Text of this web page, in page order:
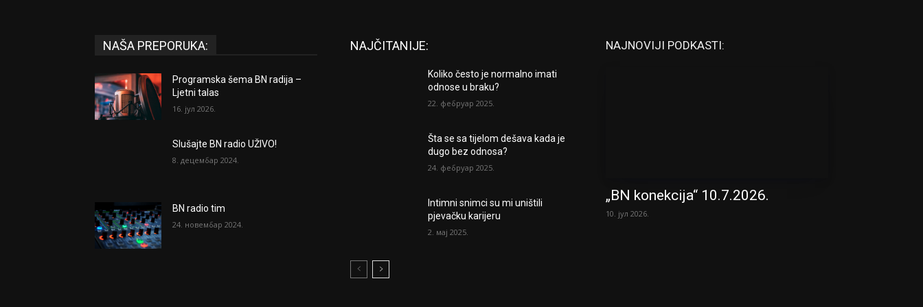
NAŠA PREPORUKA:
Programska šema BN radija –
Ljetni talas
16. јул 2026.
Slušajte BN radio UŽIVO!
8. децембар 2024.
BN radio tim
24. новембар 2024.
NAJČITANIJE:
Koliko često je normalno imati
odnose u braku?
22. фебруар 2025.
Šta se sa tijelom dešava kada je
dugo bez odnosa?
24. фебруар 2025.
Intimni snimci su mi uništili
pjevačku karijeru
2. мај 2025.
NAJNOVIJI PODKASTI:
„BN konekcija“ 10.7.2026.
10. јул 2026.